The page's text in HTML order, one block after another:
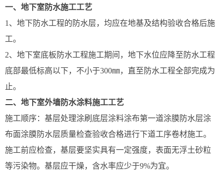
一、地下室防水施工工艺
1、地下防水工程的防水层，均应在地基及结构验收合格后施
工。
2、地下室底板防水工程施工期间，地下水位应降至防水工程
底部最低标高以下，不小于300㎜，直至防水工程全部完成为
止。
二、地下室外墙防水涂料施工工艺
施工顺序：基层处理涂刷底层涂料涂布第一道涂膜防水层涂
布面涂膜防水层质量检查验收合格进行下道工序卷材施工。
施工前应检查，基层要坚实具有一定强度，表面无浮土砂粒
等污染物。基层应干燥，含水率应少于9%为宜。